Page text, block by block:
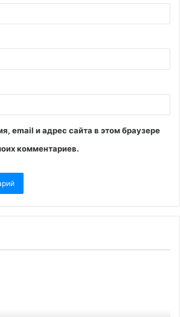
email и адрес сайта в этом браузере
комментариев.